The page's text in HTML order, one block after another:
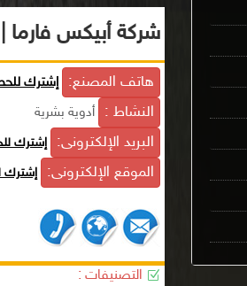
شركة أبيكس فارما
هاتف المصنع: إشترك
النشاط : أدوية بشرية
البريد الإلكترونى: إشترك
الموقع الإلكترونى: إشترك
التصنيفات :